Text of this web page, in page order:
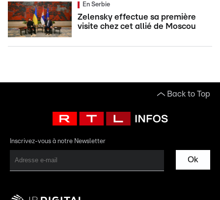
En Serbie
Zelensky effectue sa première
visite chez cet allié de Moscou
Back to Top
Inscrivez-vous à notre Newsletter
Ok